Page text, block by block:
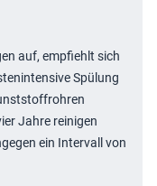
auf, empfiehlt sich
Spülung
Jahre reinigen
ein Intervall von